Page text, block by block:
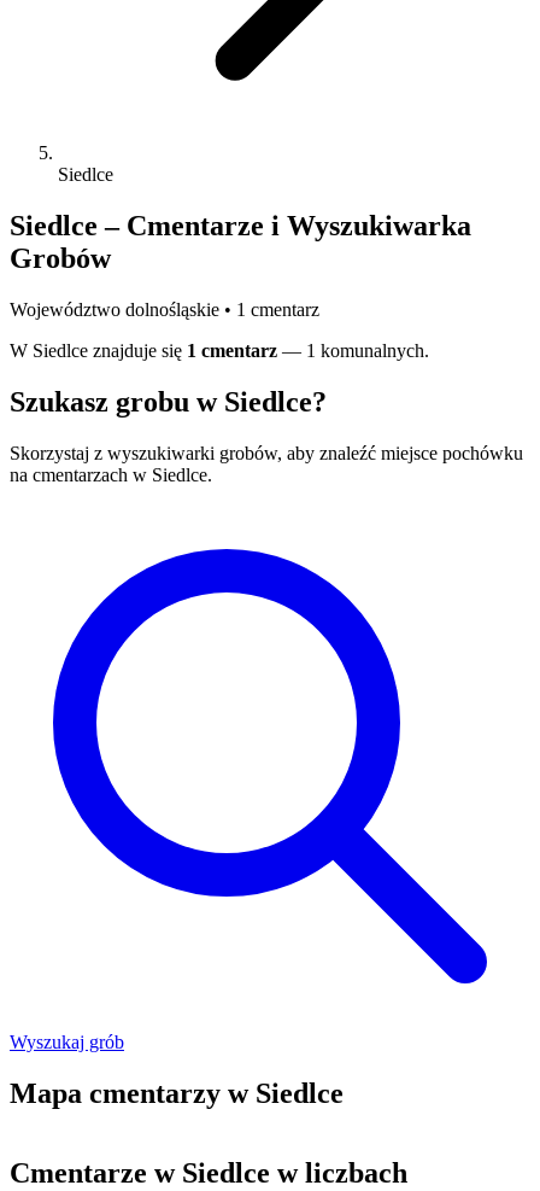
Siedlce
Siedlce – Cmentarze i Wyszukiwarka
Grobów
Województwo dolnośląskie • 1 cmentarz
W Siedlce znajduje się 1 cmentarz — 1 komunalnych.
Szukasz grobu w Siedlce?
Skorzystaj z wyszukiwarki grobów, aby znaleźć miejsce pochówku
na cmentarzach w Siedlce.
Wyszukaj grób
Mapa cmentarzy w Siedlce
+
Cmentarze w Siedlce w liczbach